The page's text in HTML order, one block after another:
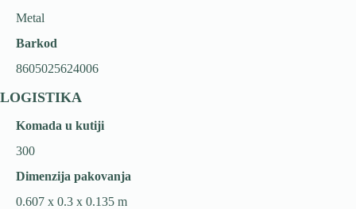
Metal
Barkod
8605025624006
LOGISTIKA
Komada u kutiji
300
Dimenzija pakovanja
0.607 x 0.3 x 0.135 m